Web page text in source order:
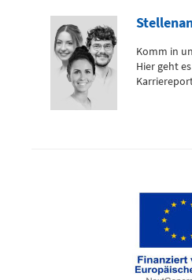
Geburtensaal
Flemmingstraße 4 (Haus C)
0371 - 333
Komm in
Hier geht